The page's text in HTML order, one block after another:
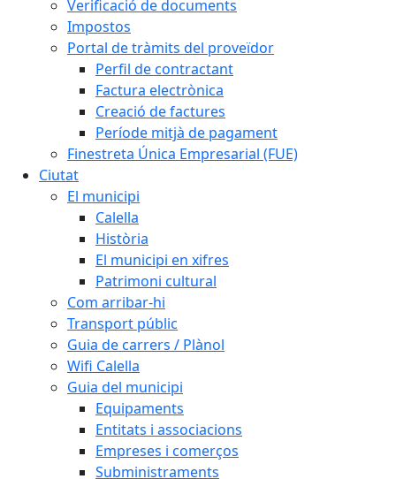
Verificació de documents
Impostos
Portal de tràmits del proveïdor
Perfil de contractant
Factura electrònica
Creació de factures
Període mitjà de pagament
Finestreta Única Empresarial (FUE)
Ciutat
El municipi
Calella
Història
El municipi en xifres
Patrimoni cultural
Com arribar-hi
Transport públic
Guia de carrers / Plànol
Wifi Calella
Guia del municipi
Equipaments
Entitats i associacions
Empreses i comerços
Subministraments